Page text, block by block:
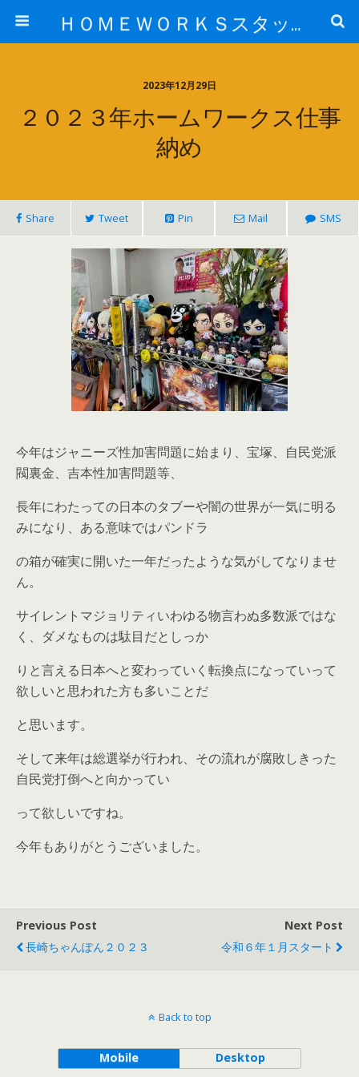
ＨＯＭＥＷＯＲＫＳスタッフ日記ブログ
2023年12月29日
２０２３年ホームワークス仕事
納め
Share Tweet Pin Mail SMS
今年はジャニーズ性加害問題に始まり、宝塚、自民党派
閥裏金、吉本性加害問題等、
長年にわたっての日本のタブーや闇の世界が一気に明る
みになり、ある意味ではパンドラ
の箱が確実に開いた一年だったような気がしてなりませ
ん。
サイレントマジョリティいわゆる物言わぬ多数派ではな
く、ダメなものは駄目だとしっか
りと言える日本へと変わっていく転換点になっていって
欲しいと思われた方も多いことだ
と思います。
そして来年は総選挙が行われ、その流れが腐敗しきった
自民党打倒へと向かってい
って欲しいですね。
今年もありがとうございました。
Previous Post
長崎ちゃんぽん２０２３
Next Post
令和６年１月スタート
Back to top
Mobile Desktop